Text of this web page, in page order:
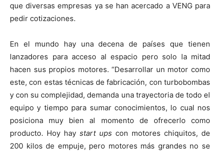
que diversas empresas ya se han acercado a VENG para
pedir cotizaciones.
En el mundo hay una decena de países que tienen
lanzadores para acceso al espacio pero solo la mitad
hacen sus propios motores. “Desarrollar un motor como
este, con estas técnicas de fabricación, con turbobombas
y con su complejidad, demanda una trayectoria de todo el
equipo y tiempo para sumar conocimientos, lo cual nos
posiciona muy bien al momento de ofrecerlo como
producto. Hoy hay start ups con motores chiquitos, de
200 kilos de empuje, pero motores más grandes no se